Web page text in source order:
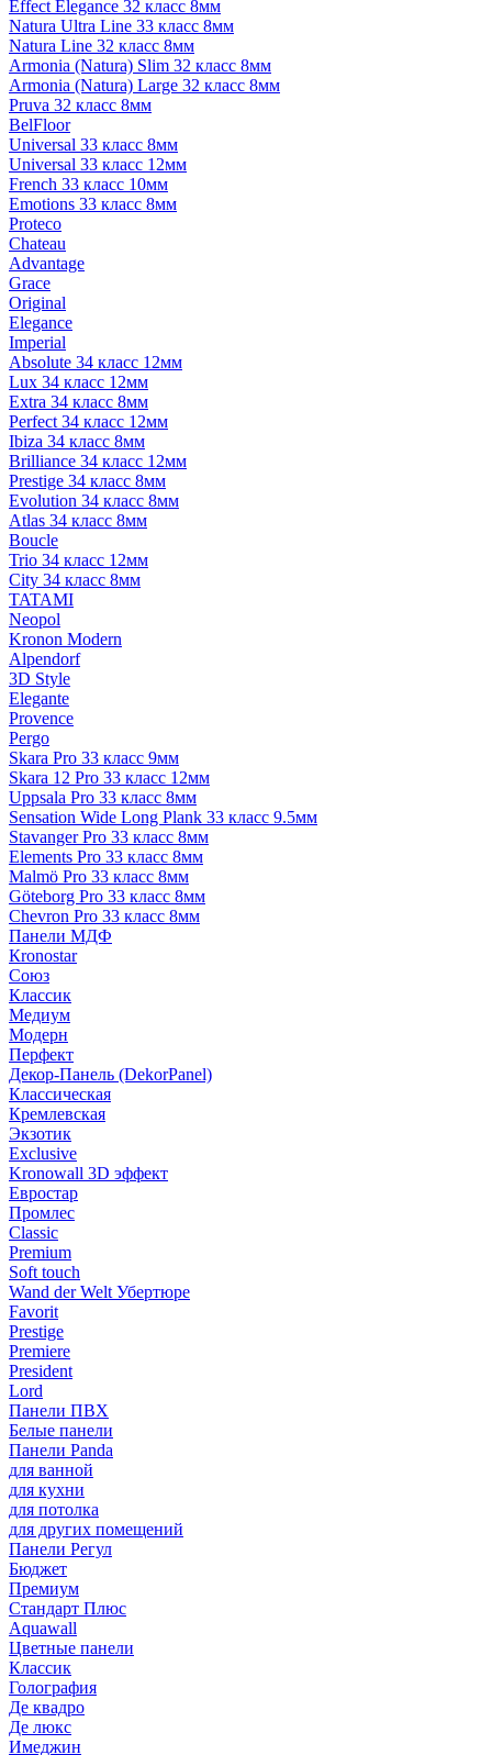
Effect Elegance 32 класс 8мм
Natura Ultra Line 33 класс 8мм
Natura Line 32 класс 8мм
Armonia (Natura) Slim 32 класс 8мм
Armonia (Natura) Large 32 класс 8мм
Pruva 32 класс 8мм
BelFloor
Universal 33 класс 8мм
Universal 33 класс 12мм
French 33 класс 10мм
Emotions 33 класс 8мм
Proteco
Chateau
Advantage
Grace
Original
Elegance
Imperial
Absolute 34 класс 12мм
Lux 34 класс 12мм
Extra 34 класс 8мм
Perfect 34 класс 12мм
Ibiza 34 класс 8мм
Brilliance 34 класс 12мм
Prestige 34 класс 8мм
Evolution 34 класс 8мм
Atlas 34 класс 8мм
Boucle
Trio 34 класс 12мм
City 34 класс 8мм
TATAMI
Neopol
Kronon Modern
Alpendorf
3D Style
Elegante
Provence
Pergo
Skara Pro 33 класс 9мм
Skara 12 Pro 33 класс 12мм
Uppsala Pro 33 класс 8мм
Sensation Wide Long Plank 33 класс 9.5мм
Stavanger Pro 33 класс 8мм
Elements Pro 33 класс 8мм
Malmö Pro 33 класс 8мм
Göteborg Pro 33 класс 8мм
Chevron Pro 33 класс 8мм
Панели МДФ
Кronostar
Союз
Классик
Медиум
Модерн
Перфект
Декор-Панель (DekorPanel)
Классическая
Кремлевская
Экзотик
Exclusive
Kronowall 3D эффект
Евростар
Промлес
Classic
Premium
Soft touch
Wand der Welt Убертюре
Favorit
Prestige
Premiere
President
Lord
Панели ПВХ
Белые панели
Панели Panda
для ванной
для кухни
для потолка
для других помещений
Панели Регул
Бюджет
Премиум
Стандарт Плюс
Aquawall
Цветные панели
Классик
Голография
Де квадро
Де люкс
Имеджин